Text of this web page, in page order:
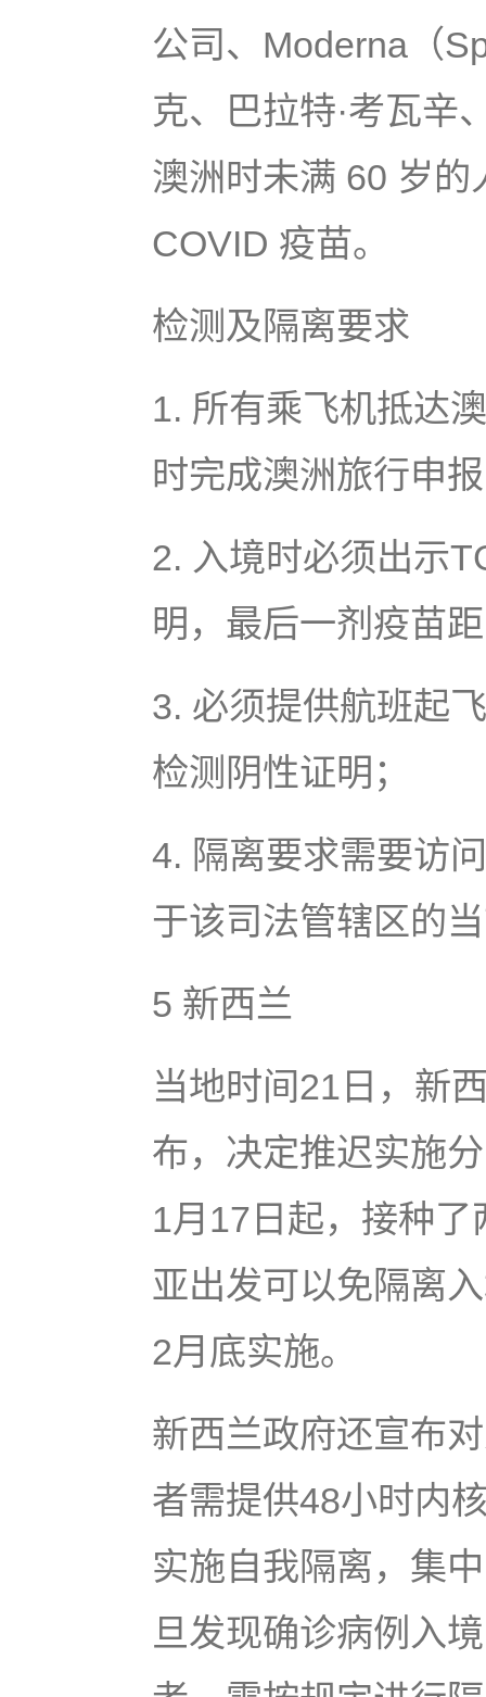
公司、Moderna（
克、巴拉特·考瓦辛
澳洲时未满 60 岁
COVID 疫苗。
检测及隔离要求
1. 所有乘飞机抵达
时完成澳洲旅行申
2. 入境时必须出示
明，最后一剂疫苗
3. 必须提供航班起
检测阴性证明；
4. 隔离要求需要访
于该司法管辖区的
5 新西兰
当地时间21日，新
布，决定推迟实施
1月17日起，接种
亚出发可以免隔离
2月底实施。
新西兰政府还宣布
者需提供48小时内
实施自我隔离，集
旦发现确诊病例入